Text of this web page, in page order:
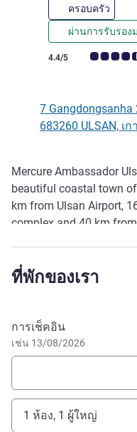
ครอบครัว
ผ่านการรับรอ
คะแนนความคิดเห็นจา
4.4/5
7 Gangdongsanha
683260 ULSAN, เ
รายละเอียด
Mercure Ambassador
beautiful coastal town
km from Ulsan Airport,
complex and 40 km from
centre, restaurant and
ที่พักของเรา
จองโรงแรมนี้
การเช็คอิน
เช่น 13/08/2026
1 ห้อง, 1 ผู้ใหญ่